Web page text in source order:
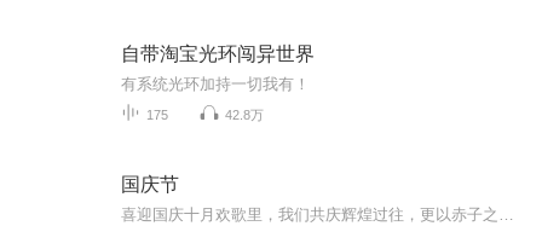
自带淘宝光环闯异世界
有系统光环加持一切我有！
175 42.8万
国庆节